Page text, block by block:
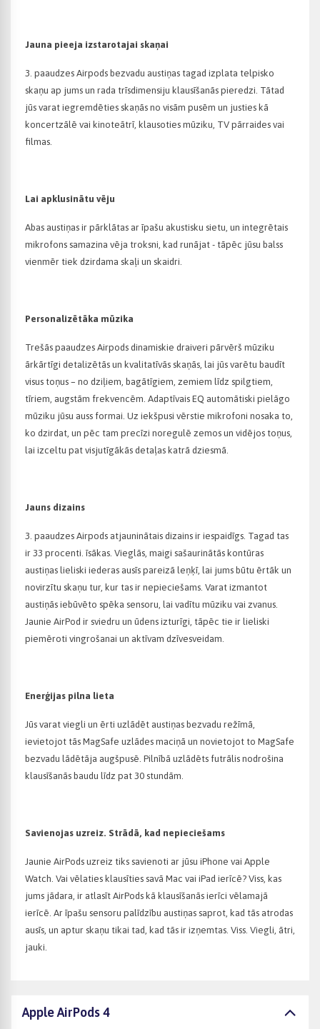
Jauna pieeja izstarotajai skaņai
3. paaudzes Airpods bezvadu austiņas tagad izplata telpisko
skaņu ap jums un rada trīsdimensiju klausīšanās pieredzi. Tātad
jūs varat iegremdēties skaņās no visām pusēm un justies kā
koncertzālē vai kinoteātrī, klausoties mūziku, TV pārraides vai
filmas.
Lai apklusinātu vēju
Abas austiņas ir pārklātas ar īpašu akustisku sietu, un integrētais
mikrofons samazina vēja troksni, kad runājat - tāpēc jūsu balss
vienmēr tiek dzirdama skaļi un skaidri.
Personalizētāka mūzika
Trešās paaudzes Airpods dinamiskie draiveri pārvērš mūziku
ārkārtīgi detalizētās un kvalitatīvās skaņās, lai jūs varētu baudīt
visus toņus – no dziļiem, bagātīgiem, zemiem līdz spilgtiem,
tīriem, augstām frekvencēm. Adaptīvais EQ automātiski pielāgo
mūziku jūsu auss formai. Uz iekšpusi vērstie mikrofoni nosaka to,
ko dzirdat, un pēc tam precīzi noregulē zemos un vidējos toņus,
lai izceltu pat visjutīgākās detaļas katrā dziesmā.
Jauns dizains
3. paaudzes Airpods atjauninātais dizains ir iespaidīgs. Tagad tas
ir 33 procenti. īsākas. Vieglās, maigi sašaurinātās kontūras
austiņas lieliski iederas ausīs pareizā leņķī, lai jums būtu ērtāk un
novirzītu skaņu tur, kur tas ir nepieciešams. Varat izmantot
austiņās iebūvēto spēka sensoru, lai vadītu mūziku vai zvanus.
Jaunie AirPod ir sviedru un ūdens izturīgi, tāpēc tie ir lieliski
piemēroti vingrošanai un aktīvam dzīvesveidam.
Enerģijas pilna lieta
Jūs varat viegli un ērti uzlādēt austiņas bezvadu režīmā,
ievietojot tās MagSafe uzlādes maciņā un novietojot to MagSafe
bezvadu lādētāja augšpusē. Pilnībā uzlādēts futrālis nodrošina
klausīšanās baudu līdz pat 30 stundām.
Savienojas uzreiz. Strādā, kad nepieciešams
Jaunie AirPods uzreiz tiks savienoti ar jūsu iPhone vai Apple
Watch. Vai vēlaties klausīties savā Mac vai iPad ierīcē? Viss, kas
jums jādara, ir atlasīt AirPods kā klausīšanās ierīci vēlamajā
ierīcē. Ar īpašu sensoru palīdzību austiņas saprot, kad tās atrodas
ausīs, un aptur skaņu tikai tad, kad tās ir izņemtas. Viss. Viegli, ātri,
jauki.
Apple AirPods 4